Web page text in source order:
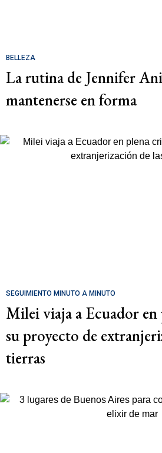
BELLEZA
La rutina de Jennifer
mantenerse en forma
SEGUIMIENTO MINUTO A MINUTO
Milei viaja a Ecuador en
su proyecto de
tierras